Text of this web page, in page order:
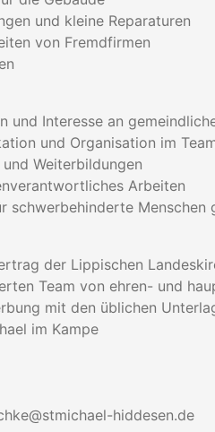
und kleine Reparaturen
von Fremdfirmen
und Interesse an
und Organisation im
Weiterbildungen
Arbeiten
schwerbehinderte Menschen
der Lippischen
Team von ehren- und
mit den üblichen
im Kampe
hiddesen.de